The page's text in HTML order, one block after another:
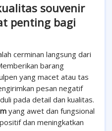
souvenir
penting bagi
cerminan langsung dari
barang
yang macet atau tas
pesan negatif
pada detail dan kualitas.
yang awet dan fungsional
dan meningkatkan